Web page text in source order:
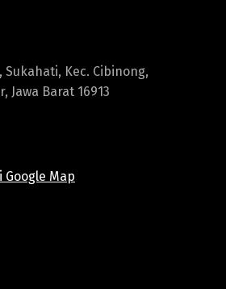
Sukahati, Kec. Cibinong,
Jawa Barat 16913
Map